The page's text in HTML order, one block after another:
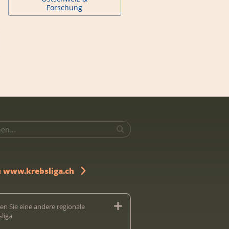
Forschung
www.krebsliga.ch
Sie eine andere regionale